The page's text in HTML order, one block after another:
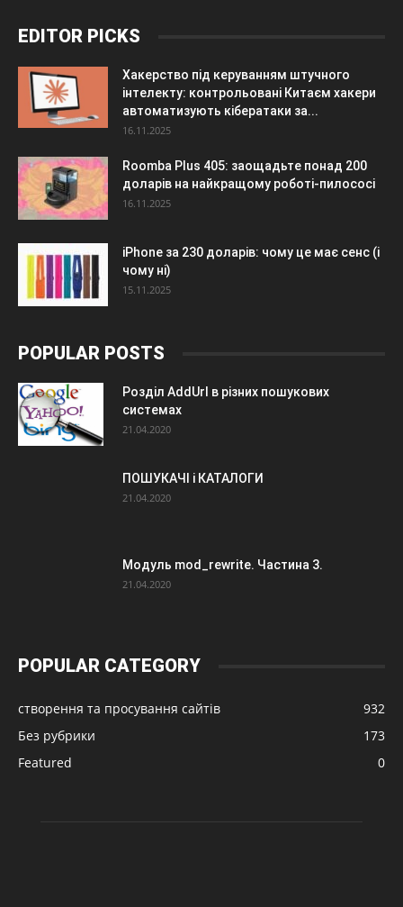
EDITOR PICKS
Хакерство під керуванням штучного
інтелекту: контрольовані Китаєм хакери
автоматизують кібератаки за...
16.11.2025
Roomba Plus 405: заощадьте понад 200
доларів на найкращому роботі-пилососі
16.11.2025
iPhone за 230 доларів: чому це має сенс (і
чому ні)
15.11.2025
POPULAR POSTS
Розділ AddUrl в різних пошукових
системах
21.04.2020
ПОШУКАЧІ і КАТАЛОГИ
21.04.2020
Модуль mod_rewrite. Частина 3.
21.04.2020
POPULAR CATEGORY
створення та просування сайтів
932
Без рубрики
173
Featured
0